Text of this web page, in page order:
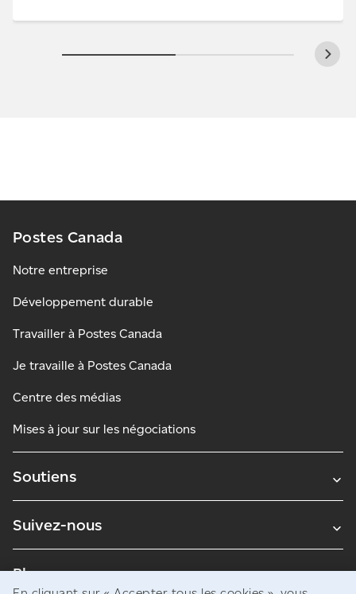
Postes Canada
Notre entreprise
Développement durable
Travailler à Postes Canada
Je travaille à Postes Canada
Centre des médias
Mises à jour sur les négociations
Soutiens
Suivez-nous
Blogues